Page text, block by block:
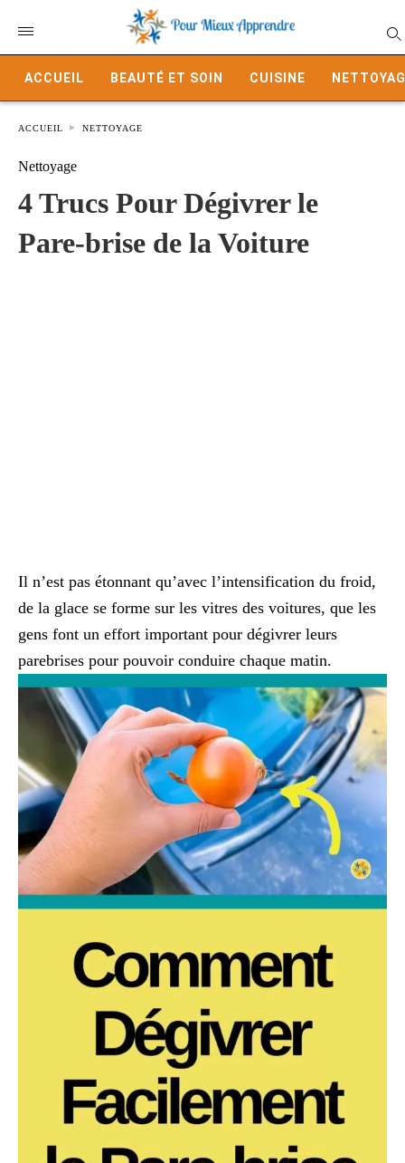
ACCUEIL BEAUTÉ ET SOIN CUISINE
ACCUEIL NETTOYAGE
Nettoyage
4 Trucs Pour Dégivrer le
Pare-brise de la Voiture
Il n’est pas étonnant qu’avec l’intensification du froid,
de la glace se forme sur les vitres des voitures, que les
gens font un effort important pour dégivrer leurs
parebrises pour pouvoir conduire chaque matin.